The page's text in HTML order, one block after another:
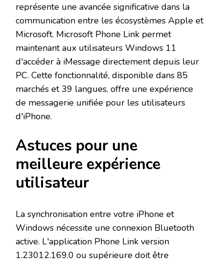
représente une avancée significative dans la
communication entre les écosystèmes Apple et
Microsoft. Microsoft Phone Link permet
maintenant aux utilisateurs Windows 11
d'accéder à iMessage directement depuis leur
PC. Cette fonctionnalité, disponible dans 85
marchés et 39 langues, offre une expérience
de messagerie unifiée pour les utilisateurs
d'iPhone.
Astuces pour une
meilleure expérience
utilisateur
La synchronisation entre votre iPhone et
Windows nécessite une connexion Bluetooth
active. L'application Phone Link version
1.23012.169.0 ou supérieure doit être